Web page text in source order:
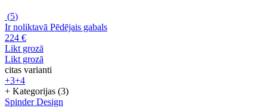
(5)
Ir noliktavā Pēdējais gabals
224 €
Likt grozā
Likt grozā
citas varianti
+3+4
+ Kategorijas (3)
Spinder Design